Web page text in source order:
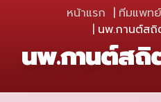
หน้าแรก
ทีมแพทย์
นพ.กานต์สถิ
นพ.กานต์สถิ